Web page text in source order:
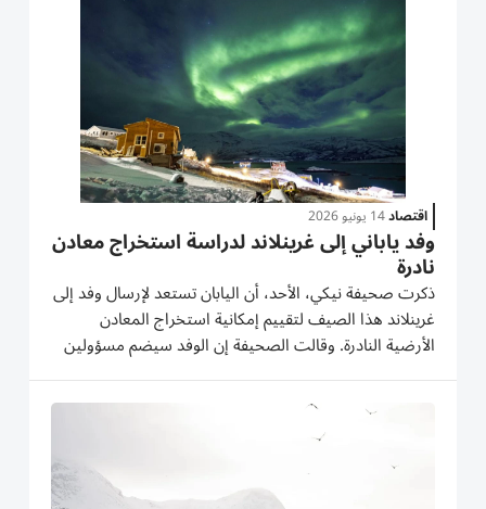
اقتصاد14 يونيو 2026
وفد ياباني إلى غرينلاند لدراسة استخراج معادن
نادرة
ذكرت صحيفة نيكي، الأحد، أن اليابان تستعد لإرسال وفد إلى
غرينلاند هذا الصيف لتقييم إمكانية استخراج المعادن
الأرضية النادرة. وقالت الصحيفة إن الوفد سيضم مسؤولين
من وزارة الاقتصاد والتجارة والصناعة وشركات تجارية
والمنظمة اليابانية لأمن الطاقة والمعادن، وسيجري محادثات